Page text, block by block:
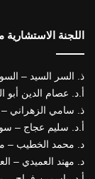
اللجنة الاستشارية
ذ. السر السيد –
أ.د. عصام الدين أبو
ذ. سامي الزهراني –
أ.د. سليم عجاج –
د. محمد الخطيب –
د. مهند العميدي –